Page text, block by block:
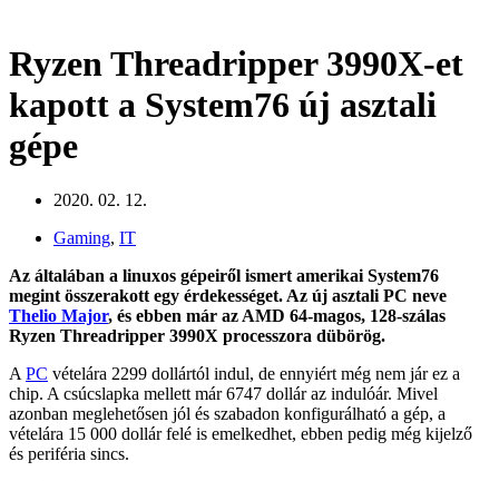
Ryzen Threadripper 3990X-et
kapott a System76 új asztali
gépe
2020. 02. 12.
Gaming, IT
Az általában a linuxos gépeiről ismert amerikai System76
megint összerakott egy érdekességet. Az új asztali PC neve
Thelio Major, és ebben már az AMD 64-magos, 128-szálas
Ryzen Threadripper 3990X processzora dübörög.
APC vételára 2299 dollártól indul, de ennyiért még nem jár ez a
chip. A csúcslapka mellett már 6747 dollár az indulóár. Mivel
azonban meglehetősen jól és szabadon konfigurálható a gép, a
vételára 15 000 dollár felé is emelkedhet, ebben pedig még kijelző
és periféria sincs.